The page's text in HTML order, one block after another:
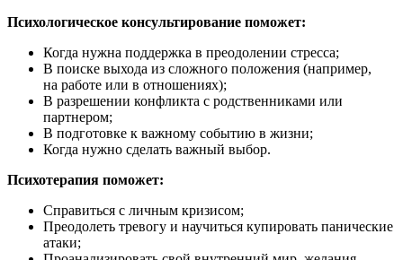
Психологическое консультирование поможет:
Когда нужна поддержка в преодолении стресса;
В поиске выхода из сложного положения (например,
на работе или в отношениях);
В разрешении конфликта с родственниками или
партнером;
В подготовке к важному событию в жизни;
Когда нужно сделать важный выбор.
Психотерапия поможет:
Справиться с личным кризисом;
Преодолеть тревогу и научиться купировать панические
атаки;